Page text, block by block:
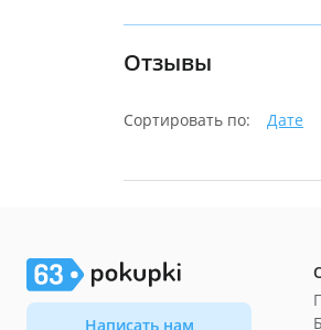
Отзывы
Сортировать по: Дате
Написать нам